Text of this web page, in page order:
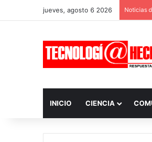
jueves, agosto 6 2026 Noticias
INICIO CIENCIA